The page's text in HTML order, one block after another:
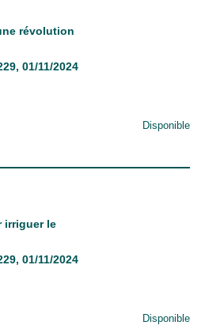
révolution
01/11/2024
Disponible
irriguer le
01/11/2024
Disponible